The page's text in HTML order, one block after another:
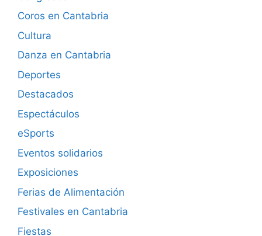
Coros en Cantabria
Cultura
Danza en Cantabria
Deportes
Destacados
Espectáculos
eSports
Eventos solidarios
Exposiciones
Ferias de Alimentación
Festivales en Cantabria
Fiestas